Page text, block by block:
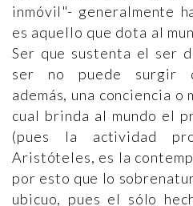
inmóvil"- generalmente
es aquello que dota al
Ser que sustenta el ser
ser no puede surgir
además, una conciencia
cual brinda al mundo el
(pues la actividad
Aristóteles, es la
por esto que lo
ubicuo, pues el sólo